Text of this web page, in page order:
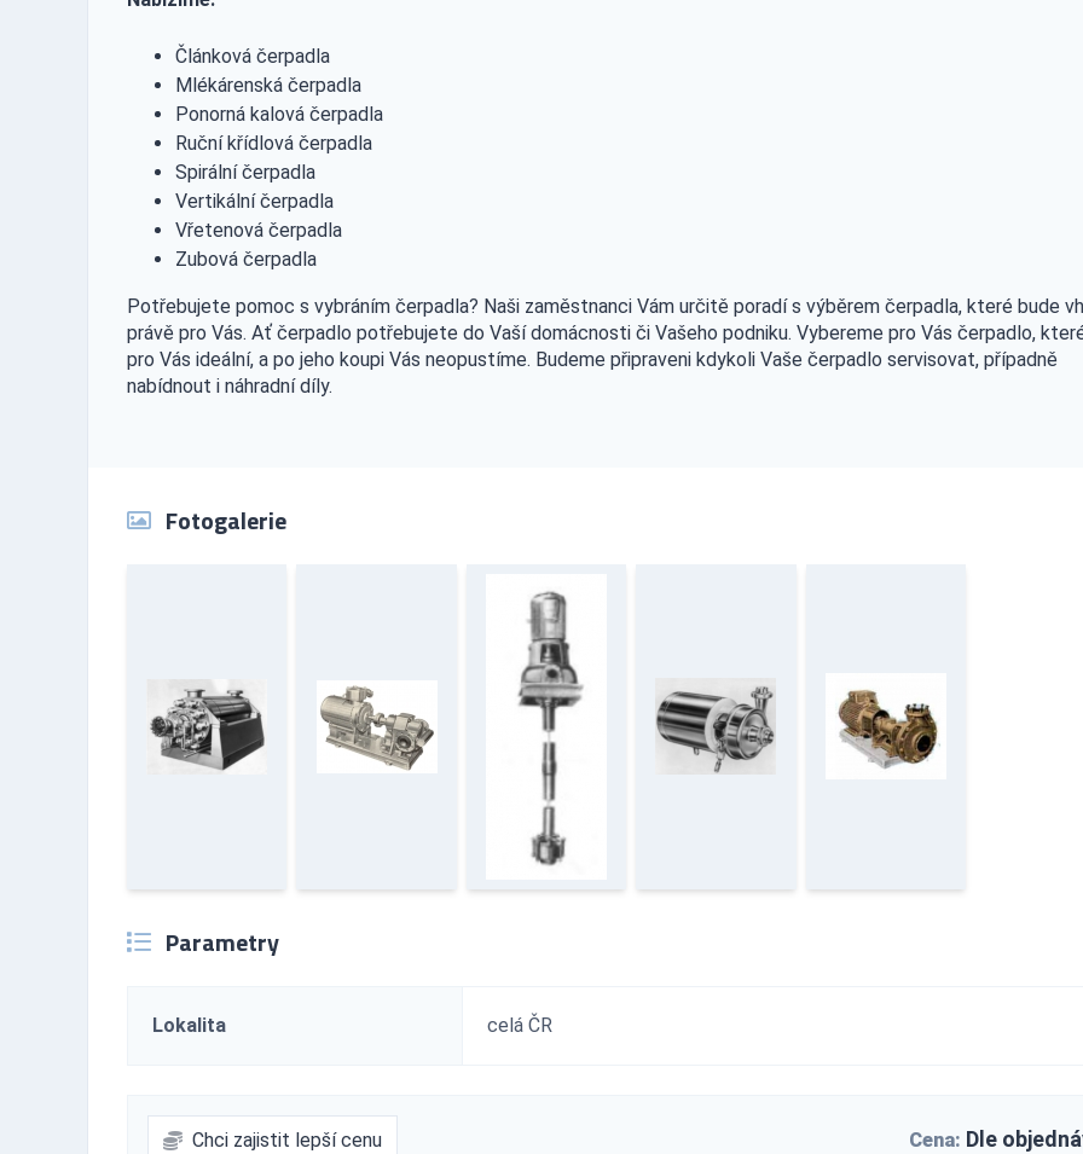
Článková čerpadla
Mlékárenská čerpadla
Ponorná kalová čerpadla
Ruční křídlová čerpadla
Spirální čerpadla
Vertikální čerpadla
Vřetenová čerpadla
Zubová čerpadla
Potřebujete pomoc s vybráním čerpadla? Naši zaměstnanci Vám určitě poradí s výběrem čerpadla, které bude
právě pro Vás. Ať čerpadlo potřebujete do Vaší domácnosti či Vašeho podniku. Vybereme pro Vás čerpadlo,
pro Vás ideální, a po jeho koupi Vás neopustíme. Budeme připraveni kdykoli Vaše čerpadlo servisovat, případně
nabídnout i náhradní díly.
Fotogalerie
Parametry
Lokalita celá ČR
Chci zajistit lepší cenu Cena: Dle